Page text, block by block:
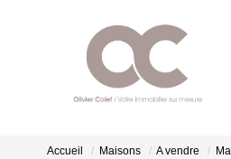
Accueil Maisons A vendre